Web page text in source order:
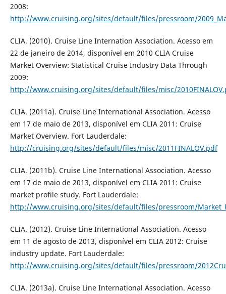
2008:
http://www.cruising.org/sites/default/files/pressroom/
CLIA. (2010). Cruise Line Internation Association. Acesso em
22 de janeiro de 2014, disponível em 2010 CLIA Cruise
Market Overview: Statistical Cruise Industry Data Through
2009:
http://www.cruising.org/sites/default/files/misc/
CLIA. (2011a). Cruise Line International Association. Acesso
em 17 de maio de 2013, disponível em CLIA 2011: Cruise
Market Overview. Fort Lauderdale:
http://cruising.org/sites/default/files/misc/2011FINALOV.pdf
CLIA. (2011b). Cruise Line International Association. Acesso
em 17 de maio de 2013, disponível em CLIA 2011: Cruise
market profile study. Fort Lauderdale:
http://www.cruising.org/sites/default/files/pressroom/
CLIA. (2012). Cruise Line International Association. Acesso
em 11 de agosto de 2013, disponível em CLIA 2012: Cruise
industry update. Fort Lauderdale:
http://www.cruising.org/sites/default/files/pressroom/
CLIA. (2013a). Cruise Line International Association. Acesso